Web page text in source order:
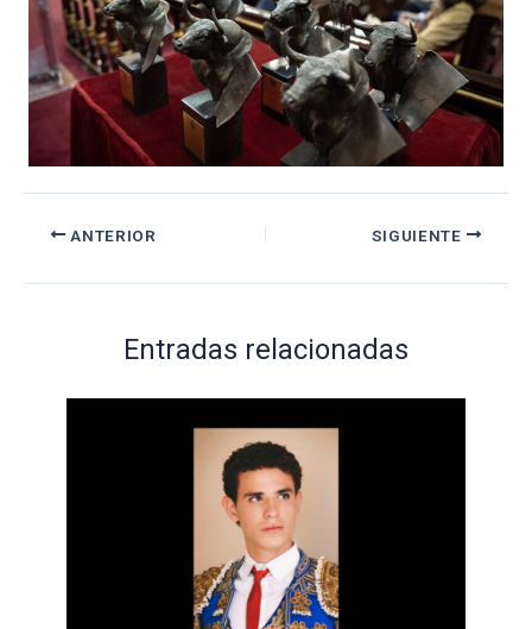
ANTERIOR SIGUIENTE
Entradas relacionadas